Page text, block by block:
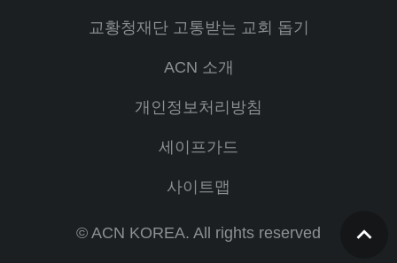
교황청재단 고통받는 교회 돕기
ACN 소개
개인정보처리방침
세이프가드
사이트맵
© ACN KOREA. All rights reserved